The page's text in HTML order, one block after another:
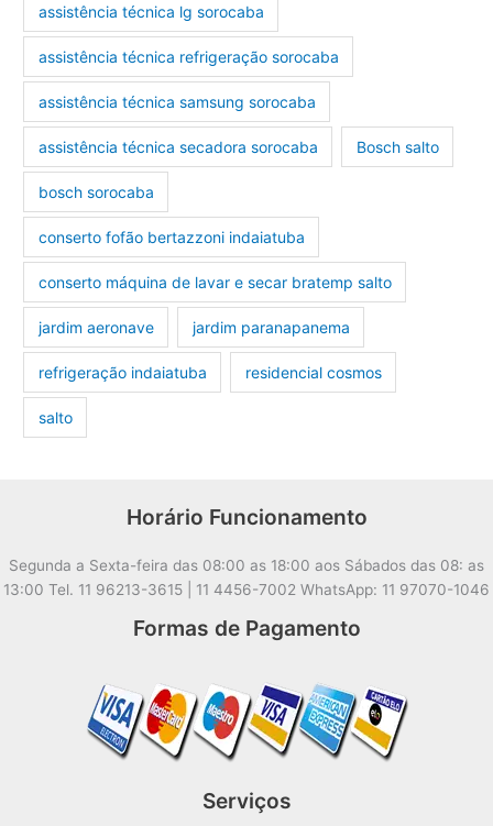
assistência técnica lg sorocaba
assistência técnica refrigeração sorocaba
assistência técnica samsung sorocaba
assistência técnica secadora sorocaba Bosch salto
bosch sorocaba
conserto fofão bertazzoni indaiatuba
conserto máquina de lavar e secar bratemp salto
jardim aeronave jardim paranapanema
refrigeração indaiatuba residencial cosmos
salto
Horário Funcionamento
Segunda a Sexta-feira das 08:00 as 18:00 aos Sábados das 08: as
13:00 Tel. 11 96213-3615 | 11 4456-7002 WhatsApp: 11 97070-1046
Formas de Pagamento
Serviços